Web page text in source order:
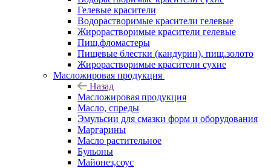
Гелевые красители
Водорастворимые красители гелевые
Жирорастворимые красители гелевые
Пищ.фломастеры
Пищевые блестки (кандурин), пищ.золото
Жирорастворимые красители сухие
Масложировая продукция
Назад
Масложировая продукция
Масло, спреды
Эмульсии для смазки форм и оборудования
Маргарины
Масло растительное
Бульоны
Майонез,соус